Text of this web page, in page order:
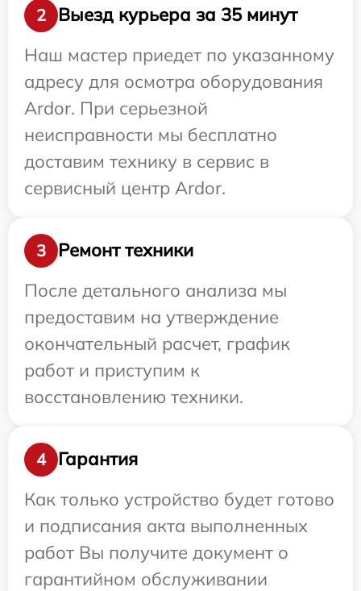
2
Выезд курьера за 35 минут
Наш мастер приедет по указанному
адресу для осмотра оборудования
Ardor. При серьезной
неисправности мы бесплатно
доставим технику в сервис в
сервисный центр Ardor.
3
Ремонт техники
После детального анализа мы
предоставим на утверждение
окончательный расчет, график
работ и приступим к
восстановлению техники.
4
Гарантия
Как только устройство будет готово
и подписания акта выполненных
работ Вы получите документ о
гарантийном обслуживании